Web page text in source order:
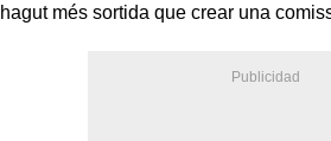
hagut més sortida que crear una